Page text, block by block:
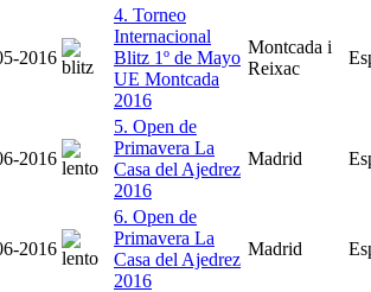
2016
4. Torneo
Internacional
Blitz 1º de Mayo
UE Montcada
2016
Montcada i
Reixac
2016
5. Open de
Primavera La
Casa del Ajedrez
2016
Madrid
2016
6. Open de
Primavera La
Casa del Ajedrez
2016
Madrid